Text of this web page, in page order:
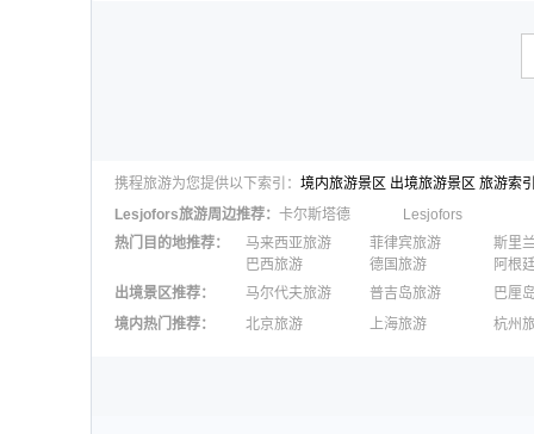
携程旅游为您提供以下索引： 境内旅游景区 出境旅游景区 旅游索
Lesjofors旅游周边推荐： 卡尔斯塔德
Lesjofors
热门目的地推荐： 马来西亚旅游 菲律宾旅游
斯里
巴西旅游
德国旅游
阿根
出境景区推荐： 马尔代夫旅游 普吉岛旅游
巴厘
澳大利亚旅游
毛里求斯旅游
苏梅
境内热门推荐： 北京旅游 上海旅游
杭州